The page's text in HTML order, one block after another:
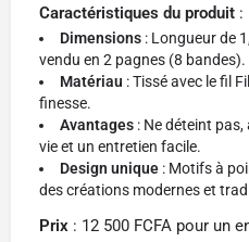
Caractéristiques du produit :
Dimensions : Longueur de
vendu en 2 pagnes (8 bandes).
Matériau : Tissé avec le fil
finesse.
Avantages : Ne déteint
vie et un entretien facile.
Design unique : Motifs à
des créations modernes et
Prix : 12 500 FCFA pour un